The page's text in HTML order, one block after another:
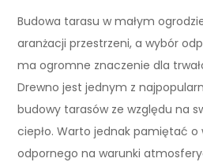
Budowa tarasu w małym
aranżacji przestrzeni, a wybór
ma ogromne znaczenie dla
Drewno jest jednym z
budowy tarasów ze względu na
ciepło. Warto jednak pamiętać o
odpornego na warunki